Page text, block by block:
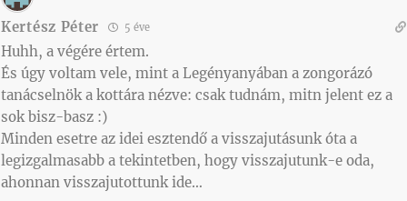
Kertész Péter 5 éve
Huhh, a végére értem.
És úgy voltam vele, mint a Legényanyában a zongorázó
tanácselnök a kottára nézve: csak tudnám, mitn jelent ez a
sok bisz-basz :)
Minden esetre az idei esztendő a visszajutásunk óta a
legizgalmasabb a tekintetben, hogy visszajutunk-e oda,
ahonnan visszajutottunk ide…